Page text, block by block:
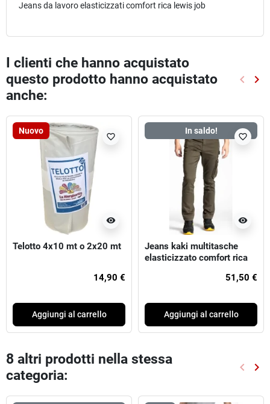
Jeans da lavoro elasticizzati comfort rica lewis job
I clienti che hanno acquistato
questo prodotto hanno acquistato
anche:
keyboard_arrow_left keyboard_arrow_right
Nuovo
visibility
favorite_border
Telotto 4x10 mt o 2x20 mt
14,90 €
Aggiungi al carrello
In saldo!
visibility
favorite_border
Jeans kaki multitasche
elasticizzato comfort rica
51,50 €
Aggiungi al carrello
8 altri prodotti nella stessa
categoria:
keyboard_arrow_left keyboard_arrow_right